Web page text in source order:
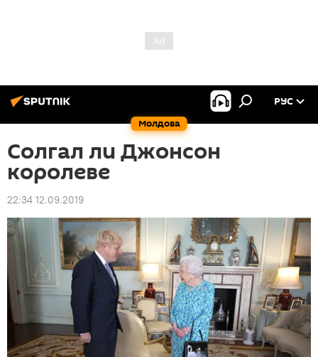
Молдова
РУС
Cолгал ли Джонсон
королеве
22:34 12.09.2019